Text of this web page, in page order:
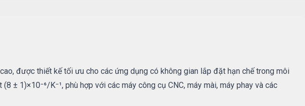
được thiết kế tối ưu cho các ứng dụng có không gian lắp đặt hạn chế trong môi
1)×10⁻⁶/K⁻¹, phù hợp với các máy công cụ CNC, máy mài, máy phay và các